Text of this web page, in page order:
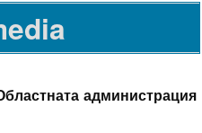
администрация